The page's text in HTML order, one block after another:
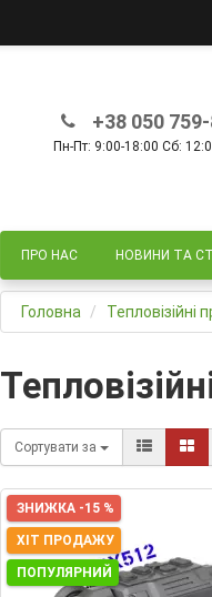
+38 050
Пн-Пт: 9:00-18:00 Сб:
ПРО НАС НОВИНИ ТА
Головна Тепловізійні
Сортувати за
ЗНИЖКА -15 %
ХІТ ПРОДАЖУ
ПОПУЛЯРНИЙ